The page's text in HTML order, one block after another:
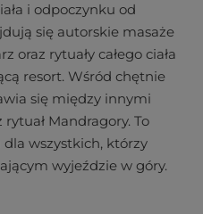
i odpoczynku od
się autorskie masaże
oraz rytuały całego ciała
resort. Wśród chętnie
się między innymi
Mandragory. To
wszystkich, którzy
wyjeździe w góry.